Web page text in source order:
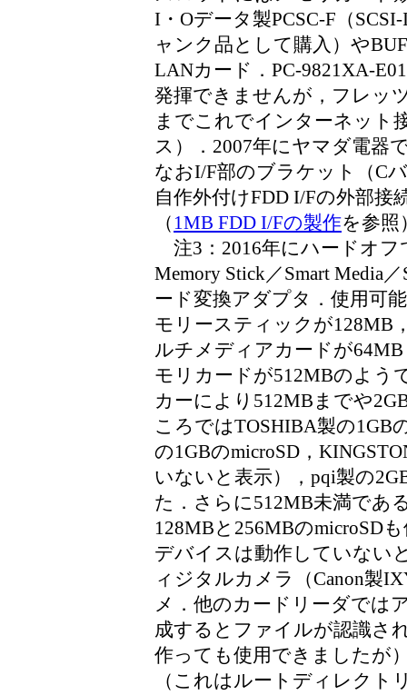
I・Oデータ製PCSC-F（
ャンク品として購入）や
LANカード．PC-9821XA-
発揮できませんが，フレッ
までこれでインターネット
ス）．2007年にヤマダ電器
なおI/F部のブラケット（C
自作外付けFDD I/Fの外部
（ 1MB FDD I/Fの製作を参照
注3：2016年にハードオフ
Memory Stick／Smart Media
ード変換アダプタ．使用可
モリースティックが128MB
ルチメディアカードが
モリカードが512MBのよう
カーにより512MBまでや
ころではTOSHIBA製の1GB
の1GBのmicroSD，
いないと表示），pqi製の
た．さらに512MB未満であ
128MBと256MBのmicroSD
デバイスは動作していない
ィジタルカメラ（Canon製
メ．他のカードリーダでは
成するとファイルが認識さ
作っても使用できましたが
（これはルートディレク